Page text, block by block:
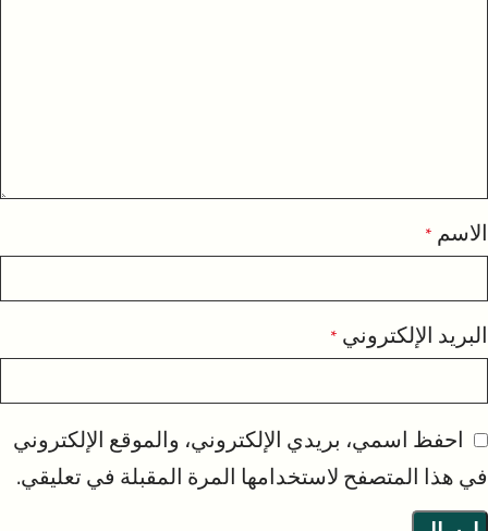
الاسم *
البريد الإلكتروني *
احفظ اسمي، بريدي الإلكتروني، والموقع الإلكتروني
في هذا المتصفح لاستخدامها المرة المقبلة في تعليقي.